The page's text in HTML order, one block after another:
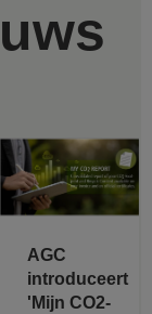
AGC
introduceert
'Mijn CO2-